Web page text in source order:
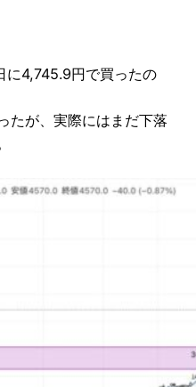
に4,745.9円で買ったの
たが、実際にはまだ下落